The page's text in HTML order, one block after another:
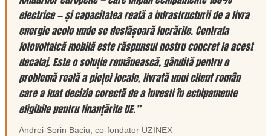
electrice — și capacitatea reală a infrastructurii de a livra
energie acolo unde se desfășoară lucrările. Centrala
fotovoltaică mobilă este răspunsul nostru concret la acest
decalaj. Este o soluție românească, gândită pentru o
problemă reală a pieței locale, livrată unui client român
care a luat decizia corectă de a investi în echipamente
eligibile pentru finanțările UE.”
Andrei-Sorin Baciu, co-fondator UZINEX